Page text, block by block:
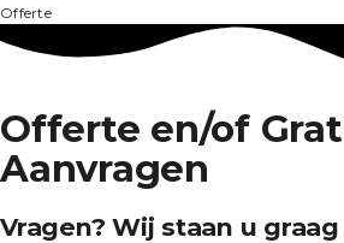
Offerte
Offerte en/of
Aanvragen
Vragen? Wij staan u